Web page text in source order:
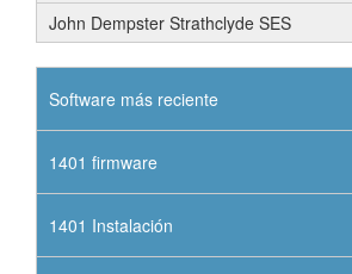
John Dempster Strathclyde SES
Software más reciente
1401 firmware
1401 Instalación